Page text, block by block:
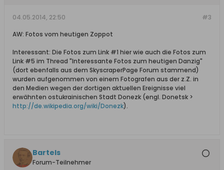
#3
04.05.2014, 22:50
AW: Fotos vom heutigen Zoppot
Interessant: Die Fotos zum Link #1 hier wie auch die Fotos zum
Link #5 im Thread "Interessante Fotos zum heutigen Danzig"
(dort ebenfalls aus dem SkyscraperPage Forum stammend)
wurden aufgenommen von einem Fotografen aus der z.Z. in
den Medien wegen der dortigen aktuellen Ereignisse viel
erwähnten ostukrainischen Stadt Donezk (engl. Donetsk >
http://de.wikipedia.org/wiki/Donezk).
Bartels
Forum-Teilnehmer